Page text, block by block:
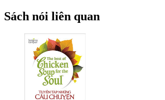
Sách nói liên quan